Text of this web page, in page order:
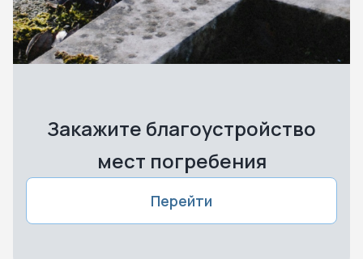
Закажите благоустройство
мест погребения
Перейти